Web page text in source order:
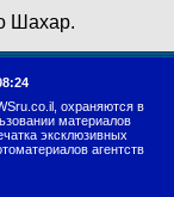
Шахар.
охраняются в
материалов
эксклюзивных
агентств